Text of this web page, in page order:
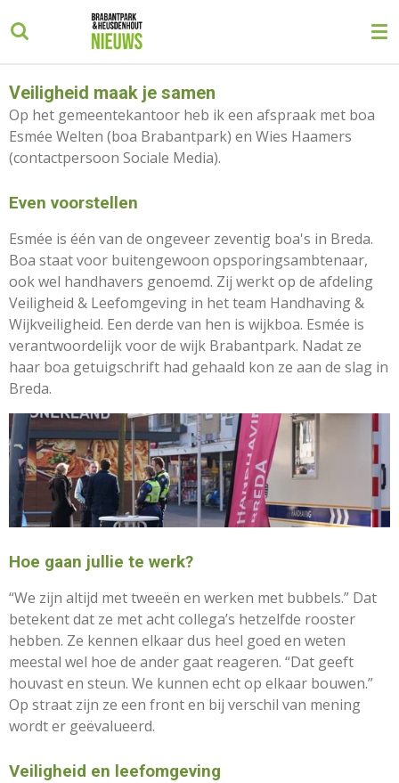
direct
de
hoofdinhoud
Veiligheid maak je samen
Op het gemeentekantoor heb ik een afspraak met boa
Esmée Welten (boa Brabantpark) en Wies Haamers
(contactpersoon Sociale Media).
Even voorstellen
Esmée is één van de ongeveer zeventig boa's in Breda.
Boa staat voor buitengewoon opsporingsambtenaar,
ook wel handhavers genoemd. Zij werkt op de afdeling
Veiligheid & Leefomgeving in het team Handhaving &
Wijkveiligheid. Een derde van hen is wijkboa. Esmée is
verantwoordelijk voor de wijk Brabantpark. Nadat ze
haar boa getuigschrift had gehaald kon ze aan de slag in
Breda.
Hoe gaan jullie te werk?
“We zijn altijd met tweeën en werken met bubbels.” Dat
betekent dat ze met acht collega’s hetzelfde rooster
hebben. Ze kennen elkaar dus heel goed en weten
meestal wel hoe de ander gaat reageren. “Dat geeft
houvast en steun. We kunnen echt op elkaar bouwen.”
Op straat zijn ze een front en bij verschil van mening
wordt er geëvalueerd.
Veiligheid en leefomgeving